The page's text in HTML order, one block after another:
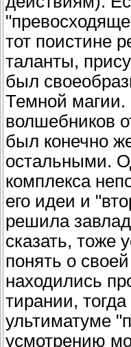
тот поистине
таланты,
был
Темной
волшебников
был конечно
остальными.
комплекса
его идеи и
решила
сказать, тоже
понять о
находились
тирании,
ультиматуме
усмотрению